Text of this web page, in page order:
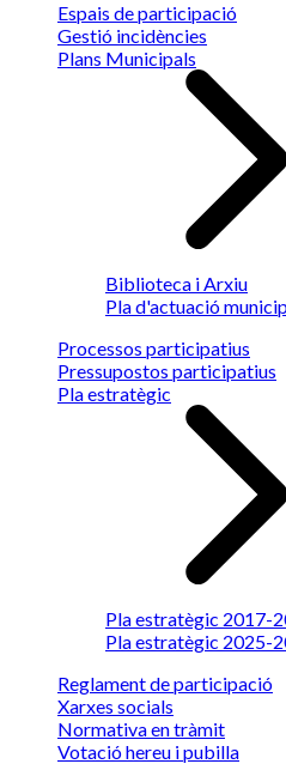
Espais de participació
Gestió incidències
Plans Municipals
Biblioteca i Arxiu
Pla d'actuació
Processos participatius
Pressupostos participatius
Pla estratègic
Pla estratègic 2017-
Pla estratègic 2025-
Reglament de participació
Xarxes socials
Normativa en tràmit
Votació hereu i pubilla